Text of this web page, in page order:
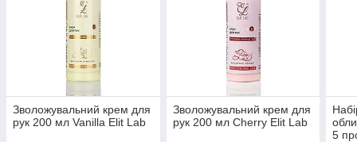
Зволожувальний крем для
рук 200 мл Vanilla Elit Lab
Зволожувальний крем для
рук 200 мл Cherry Elit Lab
5